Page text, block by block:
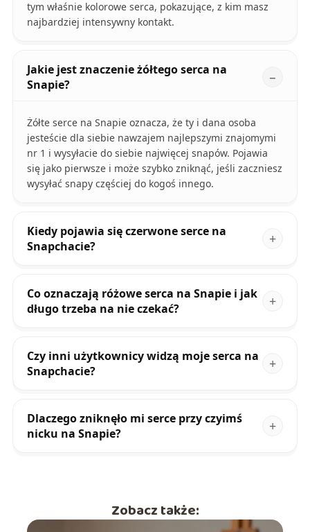
tym właśnie kolorowe serca, pokazujące, z kim masz
najbardziej intensywny kontakt.
Jakie jest znaczenie żółtego serca na
Snapie?
Żółte serce na Snapie oznacza, że ty i dana osoba
jesteście dla siebie nawzajem najlepszymi znajomymi
nr 1 i wysyłacie do siebie najwięcej snapów. Pojawia
się jako pierwsze i może szybko zniknąć, jeśli zaczniesz
wysyłać snapy częściej do kogoś innego.
Kiedy pojawia się czerwone serce na
Snapchacie?
Co oznaczają różowe serca na Snapie i jak
długo trzeba na nie czekać?
Czy inni użytkownicy widzą moje serca na
Snapchacie?
Dlaczego zniknęło mi serce przy czyimś
nicku na Snapie?
Zobacz także: